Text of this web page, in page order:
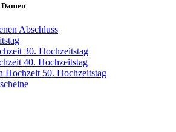
Abschluss
30. Hochzeitstag
40. Hochzeitstag
Hochzeit 50. Hochzeitstag